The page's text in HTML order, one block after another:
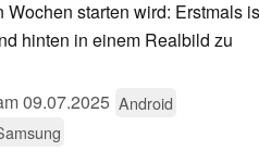
starten wird: Erstmals
hinten in einem Realbild zu
09.07.2025 Android